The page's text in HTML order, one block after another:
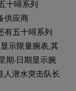
十噚系列
供应商
有五十噚系列
示限量腕表,其
期-日期显示腕
人潜水突击队长